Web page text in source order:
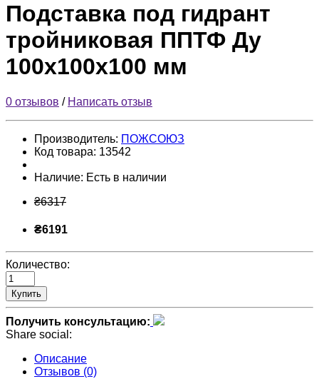
Подставка под гидрант
тройниковая ППТФ Ду
100х100х100 мм
0 отзывов / Написать отзыв
Производитель: ПОЖСОЮЗ
Код товара: 13542
Наличие: Есть в наличии
₴6317
₴6191
Количество:
Купить
Получить консультацию:
Share social:
Описание
Отзывов (0)